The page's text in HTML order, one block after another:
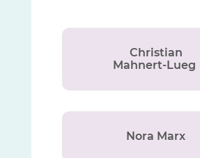
Christian
Mahnert-Lueg
Nora Marx